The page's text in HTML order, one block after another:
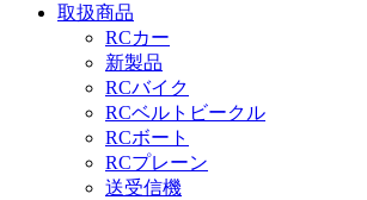
取扱商品
RCカー
新製品
RCバイク
RCベルトビークル
RCボート
RCプレーン
送受信機